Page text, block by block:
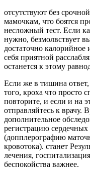
отсутствуют без
мамочкам, что боятся
несложный тест. Если
нужно, безмолвствует
достаточно калорийное
себя приятной
останется к этому
Если же в тишина ответ,
того, кроха что просто
повторите, и если и на
отправляйтесь к врачу.
дополнительное
регистрацию
(допплерографию
кровотока). станет
лечения,
беспокойства важнее.